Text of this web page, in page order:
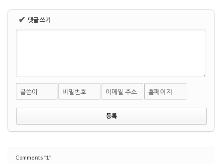
✔ 댓글 쓰기
글쓴이 비밀번호 이메일 주소 홈페이지
Comments '1'